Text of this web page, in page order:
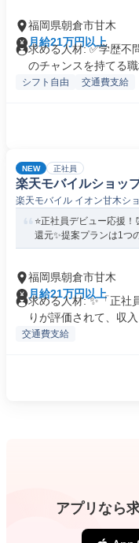
福岡県朝倉市甘木
月給21万円以上
求める人材: ✅学歴不
のチャンスを持てる職
シフト自由 交通費支給
NEW 正社員
楽天モバイルショッ
楽天モバイル イオン甘木シ
⭐正社員デビュー応援
還元✨提案プランは1つ
福岡県朝倉市甘木
月給21万円以上
求める人材: ✨「正社
りが評価されて、収入
交通費支給
アプリなら